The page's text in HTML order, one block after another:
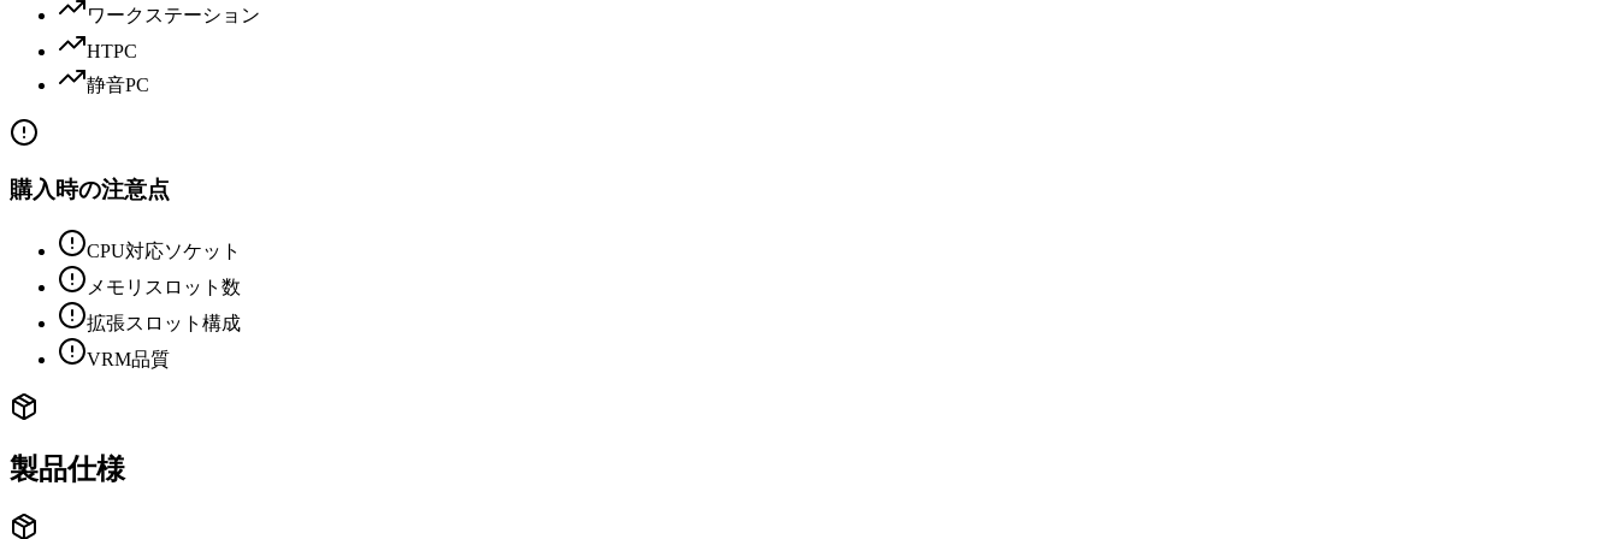
ワークステーション
HTPC
静音PC
購入時の注意点
CPU対応ソケット
メモリスロット数
拡張スロット構成
VRM品質
製品仕様